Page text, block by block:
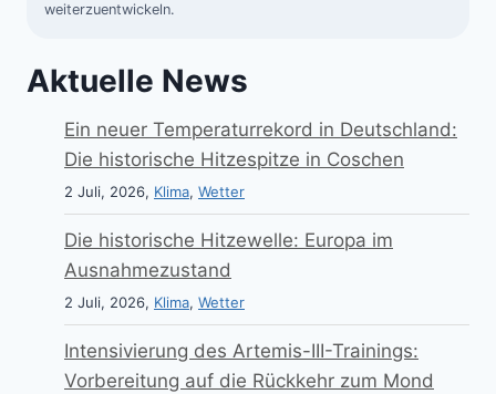
weiterzuentwickeln.
Aktuelle News
Ein neuer Temperaturrekord in Deutschland:
Die historische Hitzespitze in Coschen
2 Juli, 2026, Klima, Wetter
Die historische Hitzewelle: Europa im
Ausnahmezustand
2 Juli, 2026, Klima, Wetter
Intensivierung des Artemis-III-Trainings:
Vorbereitung auf die Rückkehr zum Mond